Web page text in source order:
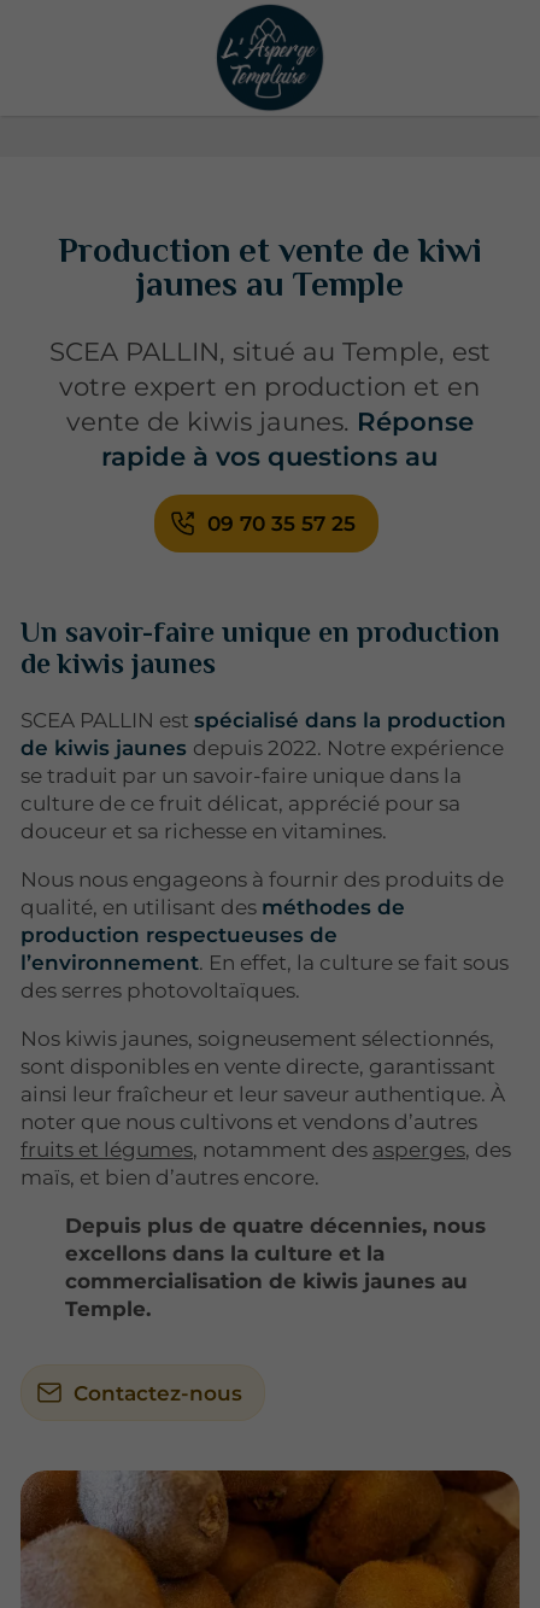
Production et vente de kiwi
jaunes au Temple
SCEA PALLIN, situé au Temple, est
votre expert en production et en
vente de kiwis jaunes. Réponse
rapide à vos questions au
09 70 35 57 25
Un savoir-faire unique en production
de kiwis jaunes
SCEA PALLIN est spécialisé dans la production
de kiwis jaunes depuis 2022. Notre expérience
se traduit par un savoir-faire unique dans la
culture de ce fruit délicat, apprécié pour sa
douceur et sa richesse en vitamines.
Nous nous engageons à fournir des produits de
qualité, en utilisant des méthodes de
production respectueuses de
l’environnement. En effet, la culture se fait sous
des serres photovoltaïques.
Nos kiwis jaunes, soigneusement sélectionnés,
sont disponibles en vente directe, garantissant
ainsi leur fraîcheur et leur saveur authentique. À
noter que nous cultivons et vendons d’autres
fruits et légumes, notamment des asperges, des
maïs, et bien d’autres encore.
Depuis plus de quatre décennies, nous
excellons dans la culture et la
commercialisation de kiwis jaunes au
Temple.
Contactez-nous